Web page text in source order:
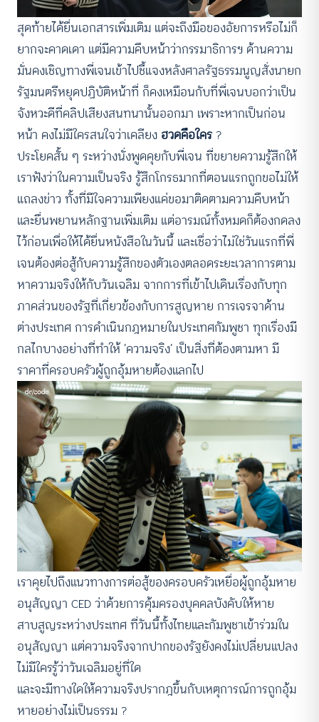
สุดท้ายได้ยื่นเอกสารเพิ่มเติม แต่จะถึงมือของอัยการหรือไม่ก็
ยากจะคาดเดา แต่มีความคืบหน้าว่ากรรมาธิการฯ ด้านความ
มั่นคงเชิญทางพี่เจนเข้าไปชี้แจงหลังศาลรัฐธรรมนูญสั่งนายก
รัฐมนตรีหยุดปฏิบัติหน้าที่ ก็คงเหมือนกับที่พี่เจนบอกว่าเป็น
จังหวะดีที่คลิปเสียงสนทนานั้นออกมา เพราะหากเป็นก่อน
หน้า คงไม่มีใครสนใจว่าเคลียง ฮวดคือใคร?
ประโยคสั้น ๆ ระหว่างนั่งพูดคุยกับพี่เจน ที่ขยายความรู้สึกให้
เราฟังว่าในความเป็นจริง รู้สึกโกรธมากที่ตอนแรกถูกขอไม่ให้
แถลงข่าว ทั้งที่มีใจความเพียงแค่ขอมาติดตามความคืบหน้า
และยื่นพยานหลักฐานเพิ่มเติม แต่อารมณ์ทั้งหมดก็ต้องกดลง
ไว้ก่อนเพื่อให้ได้ยื่นหนังสือในวันนี้ และเชื่อว่าไม่ใช่วันแรกที่พี่
เจนต้องต่อสู้กับความรู้สึกของตัวเองตลอดระยะเวลาการตาม
หาความจริงให้กับวันเฉลิม จากการที่เข้าไปเดินเรื่องกับทุก
ภาคส่วนของรัฐที่เกี่ยวข้องกับการสูญหาย การเจรจาด้าน
ต่างประเทศ การดำเนินกฎหมายในประเทศกัมพูชา ทุกเรื่องมี
กลไกบางอย่างที่ทำให้ ‘ความจริง’ เป็นสิ่งที่ต้องตามหา มี
ราคาที่ครอบครัวผู้ถูกอุ้มหายต้องแลกไป
เราคุยไปถึงแนวทางการต่อสู้ของครอบครัวเหยื่อผู้ถูกอุ้มหาย
อนุสัญญา CED ว่าด้วยการคุ้มครองบุคคลบังคับให้หาย
สาบสูญระหว่างประเทศ ที่วันนี้ทั้งไทยและกัมพูชาเข้าร่วมใน
อนุสัญญา แต่ความจริงจากปากของรัฐยังคงไม่เปลี่ยนแปลง
ไม่มีใครรู้ว่าวันเฉลิมอยู่ที่ใด
และจะมีทางใดให้ความจริงปรากฎขึ้นกับเหตุการณ์การถูกอุ้ม
หายอย่างไม่เป็นธรรม ?